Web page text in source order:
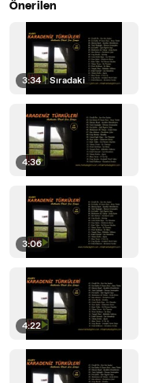
Önerilen
3:34 | Sıradaki
4:36
3:06
4:22